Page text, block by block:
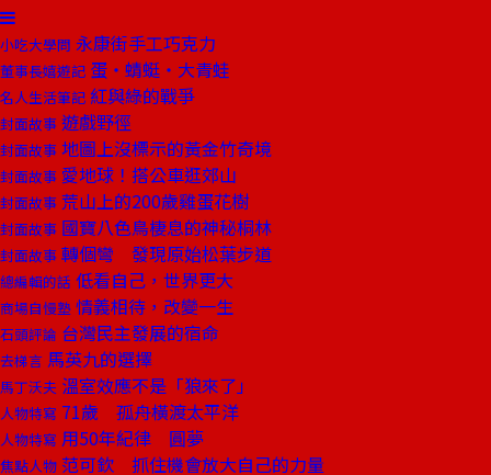
小吃大學問 永康街手工巧克力
董事長嬉遊記 蛋‧蜻蜓‧大青蛙
名人生活筆記 紅與綠的戰爭
封面故事 遊戲野徑
封面故事 地圖上沒標示的黃金竹奇境
封面故事 愛地球！搭公車逛郊山
封面故事 荒山上的200歲雞蛋花樹
封面故事 國寶八色鳥棲息的神秘桐林
封面故事 轉個彎 發現原始松葉步道
總編輯的話 低看自己，世界更大
商場自慢塾 情義相待，改變一生
石頭評論 台灣民主發展的宿命
去梯言 馬英九的選擇
馬丁沃夫 溫室效應不是「狼來了」
人物特寫 71歲 孤舟橫渡太平洋
人物特寫 用50年紀律 圓夢
焦點人物 范可欽 抓住機會放大自己的力量